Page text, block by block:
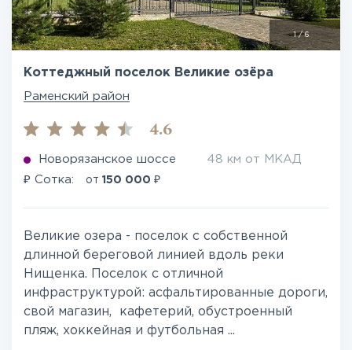
1/6
Коттеджный поселок Великие озёра
Раменский район
4.6
Новорязанское шоссе 48 км от МКАД
₽ Сотка: от 150 000 ₽
Великие озера - поселок с собственной
длинной береговой линией вдоль реки
Нищенка. Поселок с отличной
инфраструктурой: асфальтированные дороги,
свой магазин, кафетерий, обустроенный
пляж, хоккейная и футбольная ...